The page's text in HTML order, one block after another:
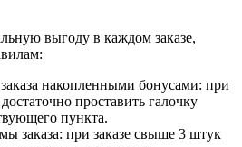
выгоду в каждом заказе,
накопленными бонусами: при
проставить галочку
пункта.
заказа: при заказе свыше 3 штук